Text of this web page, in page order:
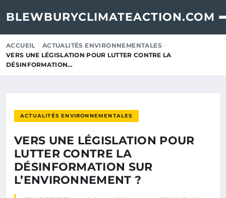
BLEWBURYCLIMATEACTION.COM
ACCUEIL
ACTUALITÉS ENVIRONNEMENTALES
VERS UNE LÉGISLATION POUR LUTTER CONTRE LA
DÉSINFORMATION…
ACTUALITÉS ENVIRONNEMENTALES
VERS UNE LÉGISLATION POUR
LUTTER CONTRE LA
DÉSINFORMATION SUR
L’ENVIRONNEMENT ?